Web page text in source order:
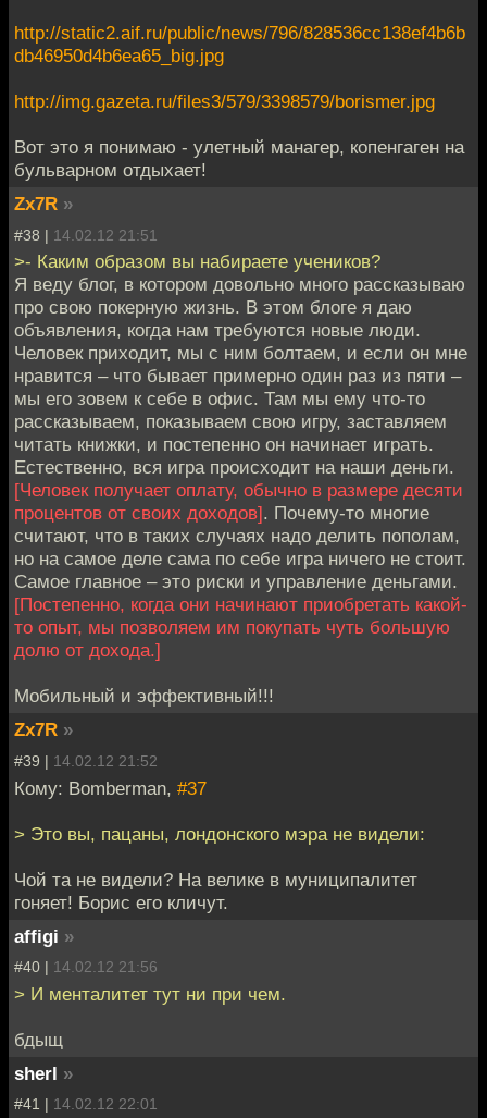
http://static2.aif.ru/public/news/796/828536cc138ef4b6b
db46950d4b6ea65_big.jpg
http://img.gazeta.ru/files3/579/3398579/borismer.jpg
Вот это я понимаю - улетный манагер, копенгаген на
бульварном отдыхает!
Zx7R »
#38 | 14.02.12 21:51
>- Каким образом вы набираете учеников?
Я веду блог, в котором довольно много рассказываю
про свою покерную жизнь. В этом блоге я даю
объявления, когда нам требуются новые люди.
Человек приходит, мы с ним болтаем, и если он мне
нравится – что бывает примерно один раз из пяти –
мы его зовем к себе в офис. Там мы ему что-то
рассказываем, показываем свою игру, заставляем
читать книжки, и постепенно он начинает играть.
Естественно, вся игра происходит на наши деньги.
[Человек получает оплату, обычно в размере десяти
процентов от своих доходов]. Почему-то многие
считают, что в таких случаях надо делить пополам,
но на самое деле сама по себе игра ничего не стоит.
Самое главное – это риски и управление деньгами.
[Постепенно, когда они начинают приобретать какой-
то опыт, мы позволяем им покупать чуть большую
долю от дохода.]
Мобильный и эффективный!!!
Zx7R »
#39 | 14.02.12 21:52
Кому: Bomberman, #37
> Это вы, пацаны, лондонского мэра не видели:
Чой та не видели? На велике в муниципалитет
гоняет! Борис его кличут.
affigi »
#40 | 14.02.12 21:56
> И менталитет тут ни при чем.
бдыщ
sherl »
#41 | 14.02.12 22:01